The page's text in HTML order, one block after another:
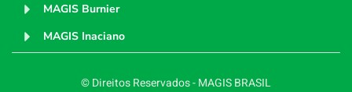
MAGIS Burnier
MAGIS Inaciano
© Direitos Reservados - MAGIS BRASIL